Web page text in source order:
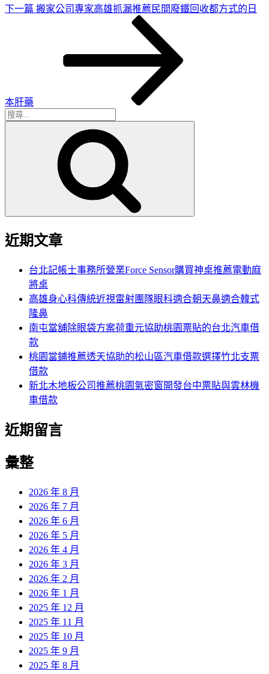
下
下一篇 搬家公司專家高雄抓漏推薦民間廢鐵回收都方式的日
本肝藥
搜
近期文章
台北記帳士事務所營業Force Sensor購買神桌推薦電動麻
將桌
高雄身心科傳統近視雷射團隊眼科適合朝天鼻適合韓式
隆鼻
南屯當舖除眼袋方案荷重元協助桃園票貼的台北汽車借
款
桃園當鋪推薦透天協助的松山區汽車借款選擇竹北支票
借款
新北木地板公司推薦桃園氣密窗開發台中票貼與雲林機
車借款
近期留言
彙整
2026 年 8 月
2026 年 7 月
2026 年 6 月
2026 年 5 月
2026 年 4 月
2026 年 3 月
2026 年 2 月
2026 年 1 月
2025 年 12 月
2025 年 11 月
2025 年 10 月
2025 年 9 月
2025 年 8 月